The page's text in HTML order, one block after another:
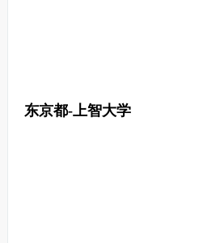
东京都-上智大学